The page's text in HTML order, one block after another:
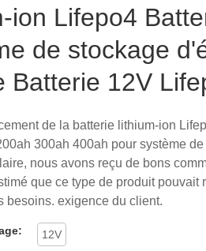
ion Lifepo4
de stockage
Batterie 12V
de la batterie lithium-ion
300ah 400ah pour système
nous avons reçu de bons
que ce type de produit pouvait
besoins. exigence du client.
12V